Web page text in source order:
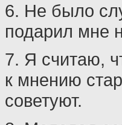
6. Не было
подарил мне
7. Я считаю,
к мнению
советуют.